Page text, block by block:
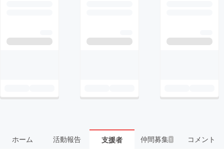
ホーム 活動報告 支援者 仲間募集 1 コメント